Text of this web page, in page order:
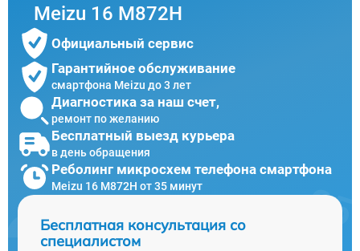
Meizu 16 M872H
Официальный сервис
Гарантийное обслуживание
смартфона Meizu до 3 лет
Диагностика за наш счет,
ремонт по желанию
Бесплатный выезд курьера
в день обращения
Реболинг микросхем телефона смартфона
Meizu 16 M872H от 35 минут
Бесплатная консультация со
специалистом